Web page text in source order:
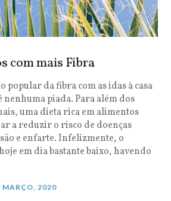
com mais Fibra
popular da fibra com as idas à casa
nenhuma piada. Para além dos
uma dieta rica em alimentos
a reduzir o risco de doenças
e enfarte. Infelizmente, o
em dia bastante baixo, havendo
MARÇO, 2020